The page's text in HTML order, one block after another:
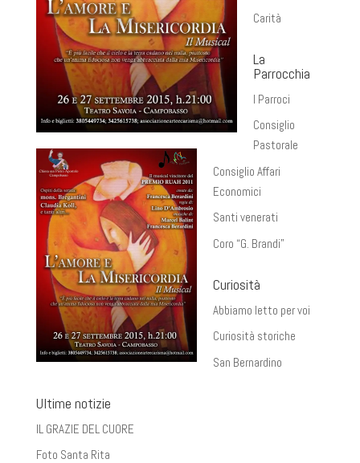
Carità
La
Parrocchia
I Parroci
Consiglio
Pastorale
Consiglio Affari
Economici
Santi venerati
Coro “G. Brandi”
Curiosità
Abbiamo letto per voi
Curiosità storiche
San Bernardino
Ultime notizie
IL GRAZIE DEL CUORE
Foto Santa Rita